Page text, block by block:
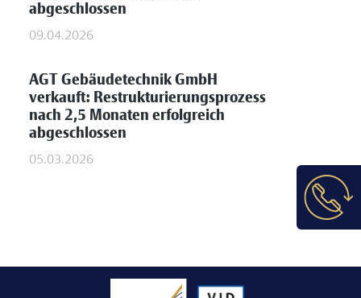
abgeschlossen
09.04.2026
AGT Gebäudetechnik GmbH
verkauft: Restrukturierungsprozess
nach 2,5 Monaten erfolgreich
abgeschlossen
05.03.2026